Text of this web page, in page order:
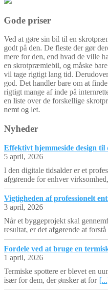
Gode priser
Ved at gøre sin bil til en
godt på den. De fleste der gør
mere for den, end hvad de ville
en skrotpræmiebil, og måske
vil tage rigtigt lang tid.
god. Det handler bare om at
rigtigt mange af inde på
en liste over de forskellige
nemt og let.
Nyheder
Effektivt hjemmeside design til
5 april, 2026
I den digitale tidsalder er et
afgørende for enhver
Vigtigheden af professionelt
3 april, 2026
Når et byggeprojekt skal
resultat, er det afgørende at forstå
Fordele ved at bruge en
1 april, 2026
Termiske spottere er blevet en
især for dem, der ønsker at for